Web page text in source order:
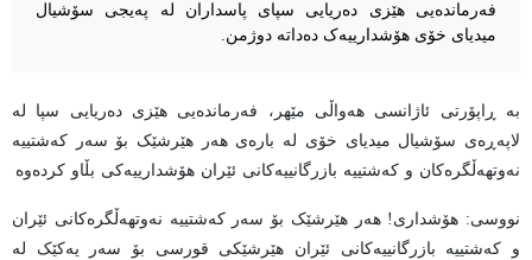
فەرماندەیی هێزی دەریایی سپای پاسداران لە پەیجی سۆشیال
میدیای خۆی هۆشدارییەک دەداتە دوژمن.
بە ڕاپۆرتی ئاژانسی هەواڵی مێهر، فەرماندەیی هێزی دەریایی سپا لە
لاپەڕەی سۆشیال میدیای خۆی لە بارەی هەر هێرشێک بۆ سەر کەشتییە
نەوتهەڵگرەکان و کەشتییە بازرگانییەکانی ئێران هۆشدارییەکی بڵاو کردەوە
نووسی: هۆشداری! هەر هێرشێک بۆ سەر کەشتییە نەوتهەڵگرەکانی ئێران
و کەشتییە بازرگانییەکانی ئێران هێرشێکی قورسی بۆ سەر یەکێک لە